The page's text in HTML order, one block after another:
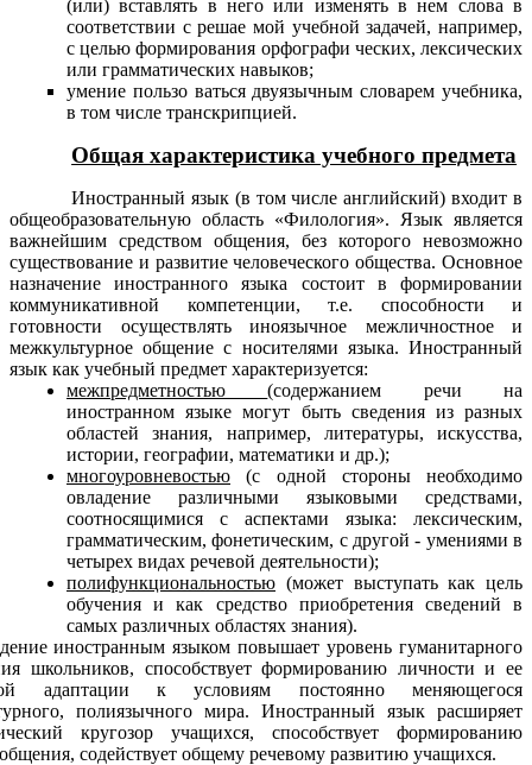
(или) вставлять в него или изменять в нем слова в
соответствии с решае мой учебной задачей, например,
с целью формирования орфографи ческих, лексических
или грамматических навыков;
умение пользо ваться двуязычным словарем учебника,
в том числе транскрипцией.
Общая характеристика учебного предмета
Иностранный язык (в том числе английский) входит в
общеобразовательную область «Филология». Язык является
важнейшим средством общения, без которого невозможно
существование и развитие человеческого общества. Основное
назначение иностранного языка состоит в формировании
коммуникативной компетенции, т.е. способности и
готовности осуществлять иноязычное межличностное и
межкультурное общение с носителями языка. Иностранный
язык как учебный предмет характеризуется:
межпредметностью(содержанием речи на
иностранном языке могут быть сведения из разных
областей знания, например, литературы, искусства,
истории, географии, математики и др.);
многоуровневостью (с одной стороны необходимо
овладение различными языковыми средствами,
соотносящимися с аспектами языка: лексическим,
грамматическим, фонетическим, с другой - умениями в
четырех видах речевой деятельности);
полифункциональностью (может выступать как цель
обучения и как средство приобретения сведений в
самых различных областях знания).
иностранным языком повышает уровень гуманитарного
школьников, способствует формированию личности и ее
адаптации к условиям постоянно меняющегося
полиязычного мира. Иностранный язык расширяет
кругозор учащихся, способствует формированию
содействует общему речевому развитию учащихся.